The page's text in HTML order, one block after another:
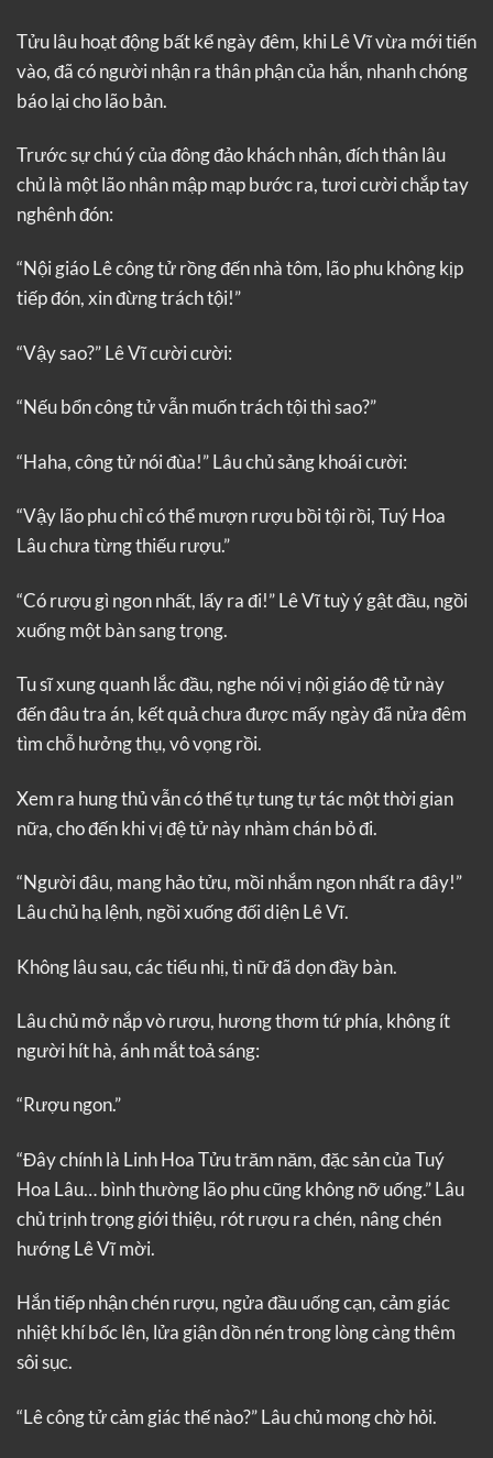
Tửu lâu hoạt động bất kể ngày đêm, khi Lê Vĩ vừa mới tiến
vào, đã có người nhận ra thân phận của hắn, nhanh chóng
báo lại cho lão bản.
Trước sự chú ý của đông đảo khách nhân, đích thân lâu
chủ là một lão nhân mập mạp bước ra, tươi cười chắp tay
nghênh đón:
“Nội giáo Lê công tử rồng đến nhà tôm, lão phu không kịp
tiếp đón, xin đừng trách tội!”
“Vậy sao?” Lê Vĩ cười cười:
“Nếu bổn công tử vẫn muốn trách tội thì sao?”
“Haha, công tử nói đùa!” Lâu chủ sảng khoái cười:
“Vậy lão phu chỉ có thể mượn rượu bồi tội rồi, Tuý Hoa
Lâu chưa từng thiếu rượu.”
“Có rượu gì ngon nhất, lấy ra đi!” Lê Vĩ tuỳ ý gật đầu, ngồi
xuống một bàn sang trọng.
Tu sĩ xung quanh lắc đầu, nghe nói vị nội giáo đệ tử này
đến đâu tra án, kết quả chưa được mấy ngày đã nửa đêm
tìm chỗ hưởng thụ, vô vọng rồi.
Xem ra hung thủ vẫn có thể tự tung tự tác một thời gian
nữa, cho đến khi vị đệ tử này nhàm chán bỏ đi.
“Người đâu, mang hảo tửu, mồi nhắm ngon nhất ra đây!”
Lâu chủ hạ lệnh, ngồi xuống đối diện Lê Vĩ.
Không lâu sau, các tiểu nhị, tì nữ đã dọn đầy bàn.
Lâu chủ mở nắp vò rượu, hương thơm tứ phía, không ít
người hít hà, ánh mắt toả sáng:
“Rượu ngon.”
“Đây chính là Linh Hoa Tửu trăm năm, đặc sản của Tuý
Hoa Lâu… bình thường lão phu cũng không nỡ uống.” Lâu
chủ trịnh trọng giới thiệu, rót rượu ra chén, nâng chén
hướng Lê Vĩ mời.
Hắn tiếp nhận chén rượu, ngửa đầu uống cạn, cảm giác
nhiệt khí bốc lên, lửa giận dồn nén trong lòng càng thêm
sôi sục.
“Lê công tử cảm giác thế nào?” Lâu chủ mong chờ hỏi.